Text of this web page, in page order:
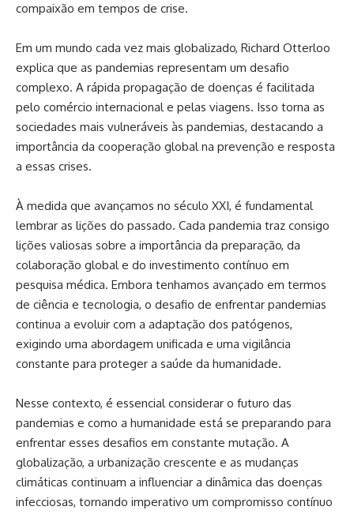
compaixão em tempos de crise.
Em um mundo cada vez mais globalizado, Richard Otterloo
explica que as pandemias representam um desafio
complexo. A rápida propagação de doenças é facilitada
pelo comércio internacional e pelas viagens. Isso torna as
sociedades mais vulneráveis ​​às pandemias, destacando a
importância da cooperação global na prevenção e resposta
a essas crises.
À medida que avançamos no século XXI, é fundamental
lembrar as lições do passado. Cada pandemia traz consigo
lições valiosas sobre a importância da preparação, da
colaboração global e do investimento contínuo em
pesquisa médica. Embora tenhamos avançado em termos
de ciência e tecnologia, o desafio de enfrentar pandemias
continua a evoluir com a adaptação dos patógenos,
exigindo uma abordagem unificada e uma vigilância
constante para proteger a saúde da humanidade.
Nesse contexto, é essencial considerar o futuro das
pandemias e como a humanidade está se preparando para
enfrentar esses desafios em constante mutação. A
globalização, a urbanização crescente e as mudanças
climáticas continuam a influenciar a dinâmica das doenças
infecciosas, tornando imperativo um compromisso contínuo